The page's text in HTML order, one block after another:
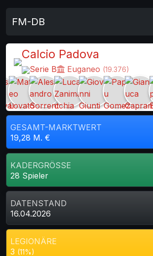
FM-DB
Calcio Padova
Serie B Euganeo (19.376)
GESAMT-MARKTWERT
19,28 M. €
KADERGRÖSSE
28 Spieler
DATENSTAND
16.04.2026
LEGIONÄRE
3 (11%)